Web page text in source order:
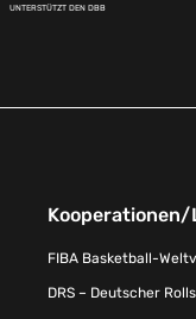
UNTERSTÜTZT DEN DBB
Kooperationen/
FIBA Basketball-
DRS – Deutscher